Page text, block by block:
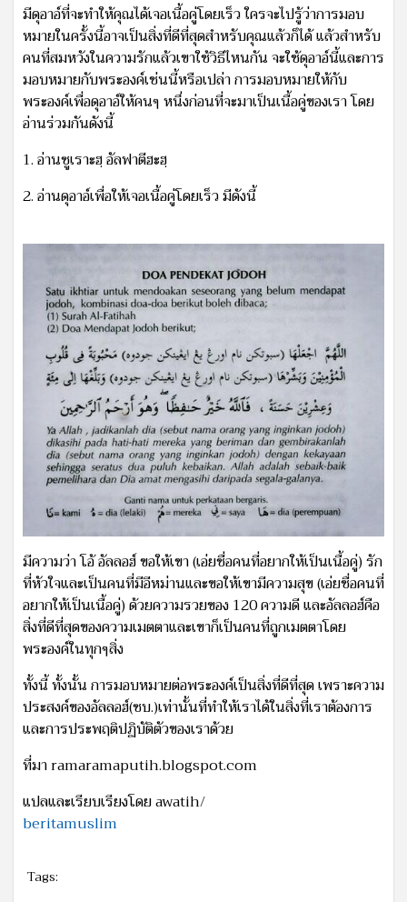
มีดุอาอ์ที่จะทำให้คุณได้เจอเนื้อคู่โดยเร็ว ใครจะไปรู้ว่าการมอบ
หมายในครั้งนี้อาจเป็นสิ่งที่ดีที่สุดสำหรับคุณแล้วก็ได้ แล้วสำหรับ
คนที่สมหวังในความรักแล้วเขาใช้วิธีไหนกัน จะใช้ดุอาอ์นี้และการ
มอบหมายกับพระองค์เช่นนี้หรือเปล่า การมอบหมายให้กับ
พระองค์เพื่อดุอาอ์ให้คนๆ หนึ่งก่อนที่จะมาเป็นเนื้อคู่ของเรา โดย
อ่านร่วมกันดังนี้
1. อ่านซูเราะฮฺ อัลฟาตีฮะฮฺ
2. อ่านดุอาอ์เพื่อให้เจอเนื้อคู่โดยเร็ว มีดังนี้
มีความว่า โอ้ อัลลอฮ์ ขอให้เขา (เอ่ยชื่อคนที่อยากให้เป็นเนื้อคู่) รัก
ที่หัวใจและเป็นคนที่มีอีหม่านและขอให้เขามีความสุข (เอ่ยชื่อคนที่
อยากให้เป็นเนื้อคู่) ด้วยความรวยของ 120 ความดี และอัลลอฮ์คือ
สิ่งที่ดีที่สุดของความเมตตาและเขาก็เป็นคนที่ถูกเมตตาโดย
พระองค์ในทุกๆสิ่ง
ทั้งนี้ ทั้งนั้น การมอบหมายต่อพระองค์เป็นสิ่งที่ดีที่สุด เพราะความ
ประสงค์ของอัลลอฮ์(ซบ.)เท่านั้นที่ทำให้เราได้ในสิ่งที่เราต้องการ
และการประพฤติปฏิบัติตัวของเราด้วย
ที่มา ramaramaputih.blogspot.com
แปลและเรียบเรียงโดย awatih/
beritamuslim
Tags: